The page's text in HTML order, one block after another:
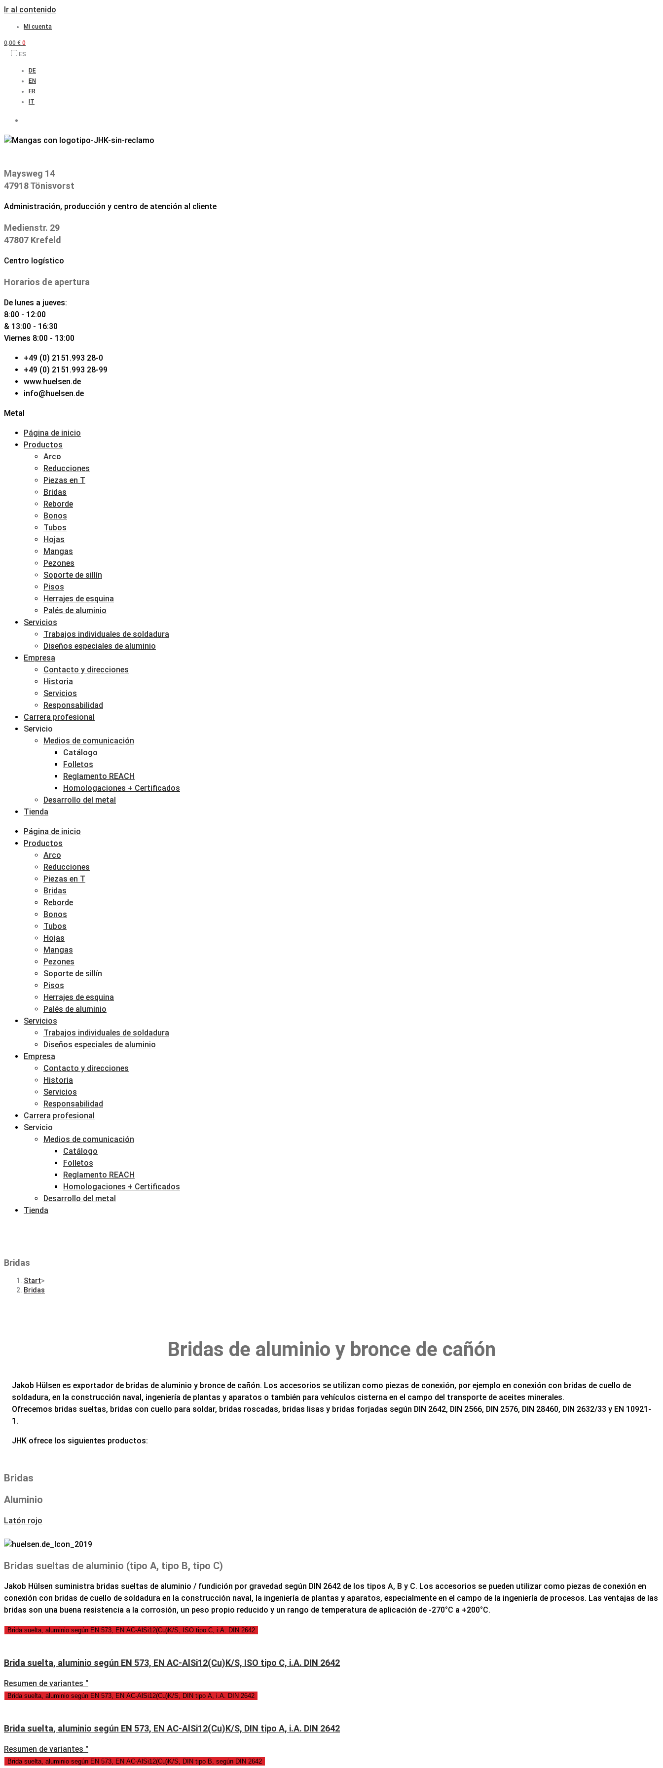
Ir al contenido
Mi cuenta
0,00 € 0
ES
DE
EN
FR
IT
Maysweg 14
47918 Tönisvorst
Administración, producción y centro de atención al cliente
Medienstr. 29
47807 Krefeld
Centro logístico
Horarios de apertura
De lunes a jueves:
8:00 - 12:00
& 13:00 - 16:30
Viernes 8:00 - 13:00
+49 (0) 2151.993 28-0
+49 (0) 2151.993 28-99
www.huelsen.de
info@huelsen.de
Metal
Página de inicio
Productos
Arco
Reducciones
Piezas en T
Bridas
Reborde
Bonos
Tubos
Hojas
Mangas
Pezones
Soporte de sillín
Pisos
Herrajes de esquina
Palés de aluminio
Servicios
Trabajos individuales de soldadura
Diseños especiales de aluminio
Empresa
Contacto y direcciones
Historia
Servicios
Responsabilidad
Carrera profesional
Servicio
Medios de comunicación
Catálogo
Folletos
Reglamento REACH
Homologaciones + Certificados
Desarrollo del metal
Tienda
Página de inicio
Productos
Arco
Reducciones
Piezas en T
Bridas
Reborde
Bonos
Tubos
Hojas
Mangas
Pezones
Soporte de sillín
Pisos
Herrajes de esquina
Palés de aluminio
Servicios
Trabajos individuales de soldadura
Diseños especiales de aluminio
Empresa
Contacto y direcciones
Historia
Servicios
Responsabilidad
Carrera profesional
Servicio
Medios de comunicación
Catálogo
Folletos
Reglamento REACH
Homologaciones + Certificados
Desarrollo del metal
Tienda
Bridas
Start>
Bridas
Bridas de aluminio y bronce de cañón
Jakob Hülsen es exportador de bridas de aluminio y bronce de cañón. Los accesorios se utilizan como piezas de conexión, por ejemplo en conexión con bridas de cuello de
soldadura, en la construcción naval, ingeniería de plantas y aparatos o también para vehículos cisterna en el campo del transporte de aceites minerales.
Ofrecemos bridas sueltas, bridas con cuello para soldar, bridas roscadas, bridas lisas y bridas forjadas según DIN 2642, DIN 2566, DIN 2576, DIN 28460, DIN 2632/33 y EN 10921-
1.
JHK ofrece los siguientes productos:
Bridas
Aluminio
Latón rojo
Bridas sueltas de aluminio (tipo A, tipo B, tipo C)
Jakob Hülsen suministra bridas sueltas de aluminio / fundición por gravedad según DIN 2642 de los tipos A, B y C. Los accesorios se pueden utilizar como piezas de conexión en
conexión con bridas de cuello de soldadura en la construcción naval, la ingeniería de plantas y aparatos, especialmente en el campo de la ingeniería de procesos. Las ventajas de las
bridas son una buena resistencia a la corrosión, un peso propio reducido y un rango de temperatura de aplicación de -270°C a +200°C.
Brida suelta, aluminio según EN 573, EN AC-AlSi12(Cu)K/S, ISO tipo C, i.A. DIN 2642
Brida suelta, aluminio según EN 573, EN AC-AlSi12(Cu)K/S, ISO tipo C, i.A. DIN 2642
Resumen de variantes "
Brida suelta, aluminio según EN 573, EN AC-AlSi12(Cu)K/S, DIN tipo A, i.A. DIN 2642
Brida suelta, aluminio según EN 573, EN AC-AlSi12(Cu)K/S, DIN tipo A, i.A. DIN 2642
Resumen de variantes "
Brida suelta, aluminio según EN 573, EN AC-AlSi12(Cu)K/S, DIN tipo B, según DIN 2642